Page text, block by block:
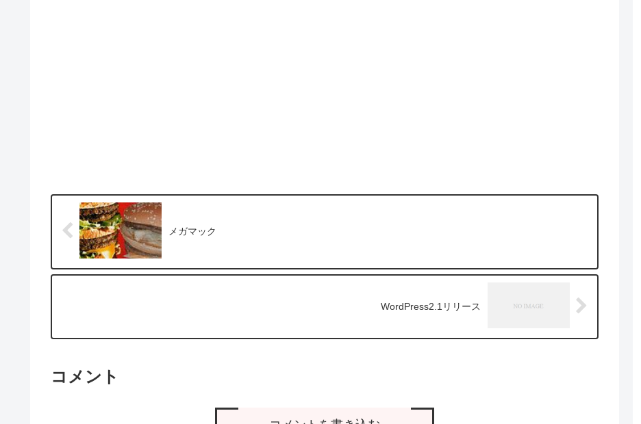
メガマック
WordPress2.1リリース
コメント